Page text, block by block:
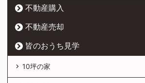
不動産購入
不動産売却
皆のおうち見学
10坪の家